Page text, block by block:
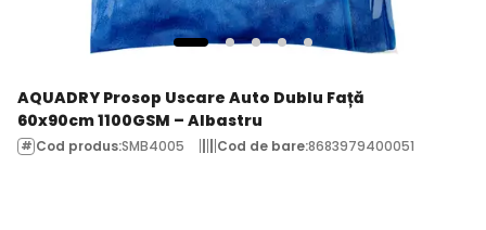
AQUADRY Prosop Uscare Auto Dublu Față
60x90cm 1100GSM – Albastru
Cod produs:SMB4005 Cod de bare:8683979400051